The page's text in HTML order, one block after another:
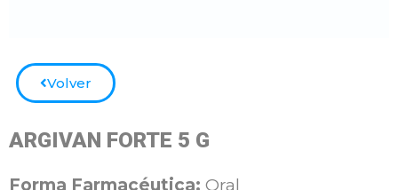
Volver
ARGIVAN FORTE 5 G
Forma Farmacéutica: Oral